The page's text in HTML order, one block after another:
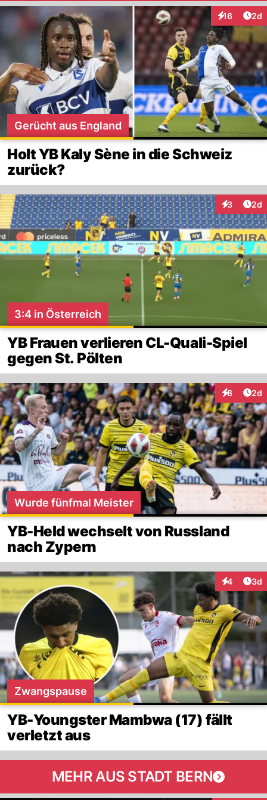
16
Interaktionen
2d
Gerücht aus England
Holt YB Kaly Sène in die Schweiz
zurück?
3 2d
3:4 in Österreich
YB Frauen verlieren CL-Quali-Spiel
gegen St. Pölten
8 2d
Wurde fünfmal Meister
YB-Held wechselt von Russland
nach Zypern
4 3d
Zwangspause
YB-Youngster Mambwa (17) fällt
verletzt aus
MEHR AUS STADT BERN